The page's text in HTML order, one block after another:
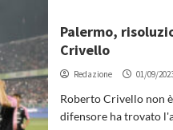
Palermo,
Crivello
Redazione 01/09/
Roberto Crivello non
difensore ha trovato